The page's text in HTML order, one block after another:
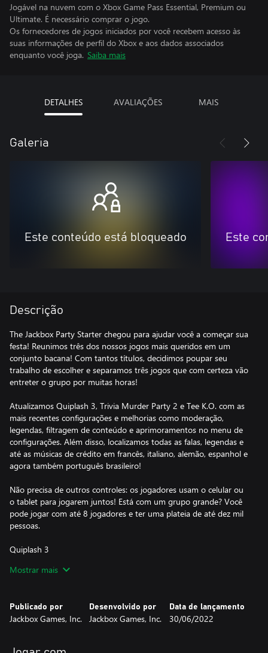
Jogável na nuvem com o Xbox Game Pass Essential, Premium ou
Ultimate. É necessário comprar o jogo.
Os fornecedores de jogos iniciados por você recebem acesso às
suas informações de perfil do Xbox e aos dados associados
enquanto você joga. Saiba mais
DETALHES AVALIAÇÕES MAIS
Galeria
Este conteúdo está bloqueado Este
Descrição
The Jackbox Party Starter chegou para ajudar você a começar sua
festa! Reunimos três dos nossos jogos mais queridos em um
conjunto bacana! Com tantos títulos, decidimos poupar seu
trabalho de escolher e separamos três jogos que com certeza vão
entreter o grupo por muitas horas!
Atualizamos Quiplash 3, Trivia Murder Party 2 e Tee K.O. com as
mais recentes configurações e melhorias como moderação,
legendas, filtragem de conteúdo e aprimoramentos no menu de
configurações. Além disso, localizamos todas as falas, legendas e
até as músicas de crédito em francês, italiano, alemão, espanhol e
agora também português brasileiro!
Não precisa de outros controles: os jogadores usam o celular ou
o tablet para jogarem juntos! Está com um grupo grande? Você
pode jogar com até 8 jogadores e ter uma plateia de até dez mil
pessoas.
Quiplash 3
pergunta cômica. Cabe aos outros jogadores (e ao público)
É só isso? Ah, não.
Mostrar mais
Publicado por
Jackbox Games, Inc.
Desenvolvido por
Jackbox Games, Inc.
Data de lançamento
30/06/2022